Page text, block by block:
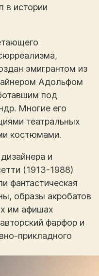
в истории
эмигрантом из
Адольфом
под
Многие его
театральных
костюмами.
и
(1913-1988)
фантастическая
образы акробатов
им афишах
фарфор и
прикладного